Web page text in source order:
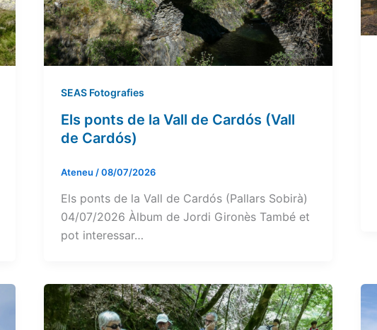
SEAS Fotografies
Els ponts de la Vall de Cardós (Vall
de Cardós)
Ateneu /08/07/2026
Els ponts de la Vall de Cardós (Pallars Sobirà)
04/07/2026 Àlbum de Jordi Gironès També et
pot interessar…